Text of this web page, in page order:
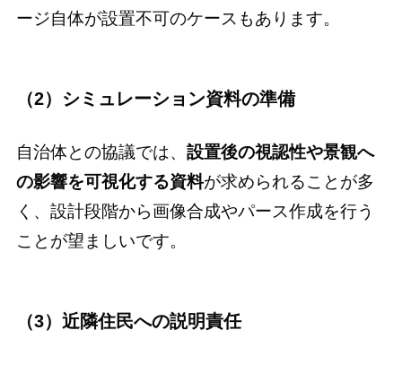
ージ自体が設置不可のケースもあります。
（2）シミュレーション資料の準備
自治体との協議では、 設置後の視認性や景観へ
の影響を可視化する資料が求められることが多
く、設計段階から画像合成やパース作成を行う
ことが望ましいです。
（3）近隣住民への説明責任